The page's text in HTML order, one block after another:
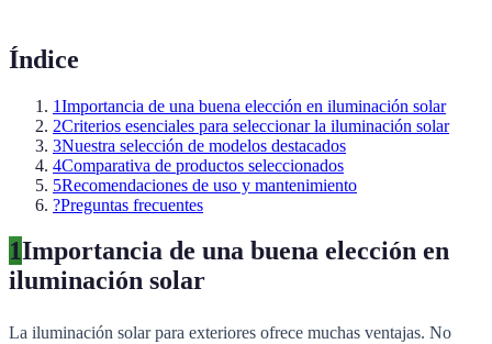
Índice
1Importancia de una buena elección en iluminación solar
2Criterios esenciales para seleccionar la iluminación solar
3Nuestra selección de modelos destacados
4Comparativa de productos seleccionados
5Recomendaciones de uso y mantenimiento
?Preguntas frecuentes
1Importancia de una buena elección en
iluminación solar
La iluminación solar para exteriores ofrece muchas ventajas. No